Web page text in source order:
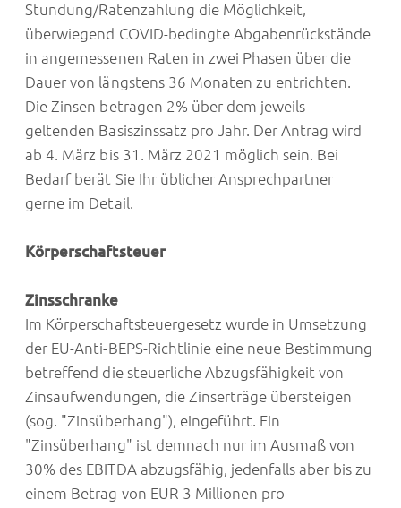
Stundung/Ratenzahlung die Möglichkeit,
überwiegend COVID-bedingte Abgabenrückstände
in angemessenen Raten in zwei Phasen über die
Dauer von längstens 36 Monaten zu entrichten.
Die Zinsen betragen 2% über dem jeweils
geltenden Basiszinssatz pro Jahr. Der Antrag wird
ab 4. März bis 31. März 2021 möglich sein. Bei
Bedarf berät Sie Ihr üblicher Ansprechpartner
gerne im Detail.
Körperschaftsteuer
Zinsschranke
Im Körperschaftsteuergesetz wurde in Umsetzung
der EU-Anti-BEPS-Richtlinie eine neue Bestimmung
betreffend die steuerliche Abzugsfähigkeit von
Zinsaufwendungen, die Zinserträge übersteigen
(sog. "Zinsüberhang"), eingeführt. Ein
"Zinsüberhang" ist demnach nur im Ausmaß von
30% des EBITDA abzugsfähig, jedenfalls aber bis zu
einem Betrag von EUR 3 Millionen pro